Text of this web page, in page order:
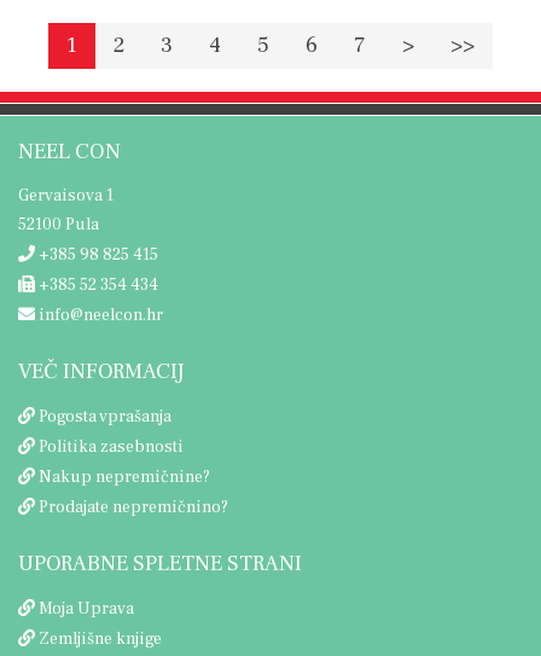
1 2 3 4 5 6 7 > >>
NEEL CON
Gervaisova 1
52100 Pula
+385 98 825 415
+385 52 354 434
info@neelcon.hr
VEČ INFORMACIJ
Pogosta vprašanja
Politika zasebnosti
Nakup nepremičnine?
Prodajate nepremičnino?
UPORABNE SPLETNE STRANI
Moja Uprava
Zemljišne knjige